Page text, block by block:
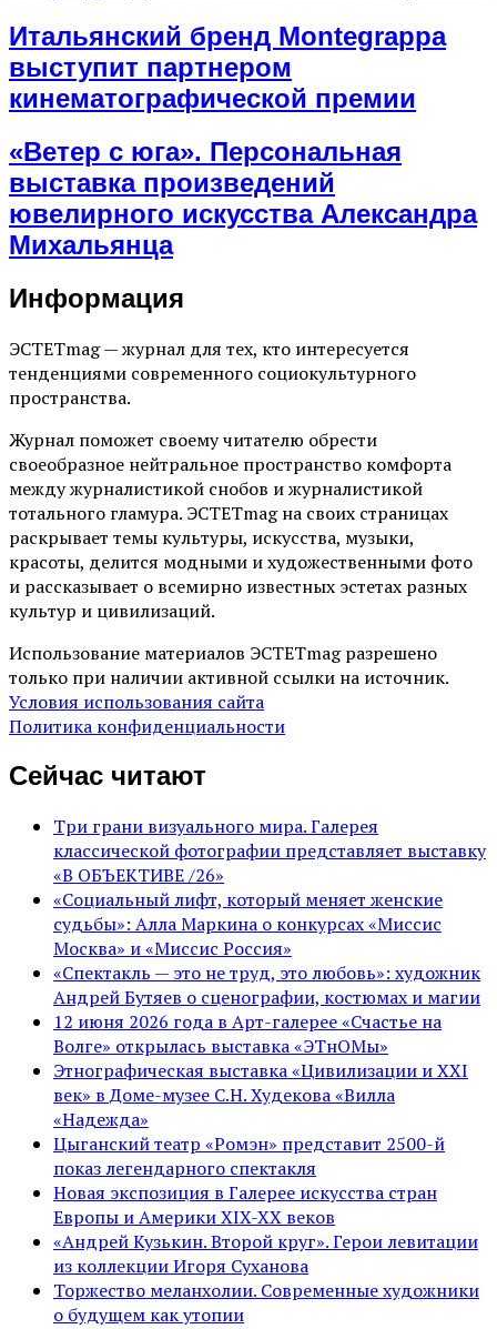
Итальянский бренд Montegrappa
выступит партнером
кинематографической премии
«Ветер с юга». Персональная
выставка произведений
ювелирного искусства Александра
Михальянца
Информация
ЭСТЕТmag — журнал для тех, кто интересуется
тенденциями современного социокультурного
пространства.
Журнал поможет своему читателю обрести
своеобразное нейтральное пространство комфорта
между журналистикой снобов и журналистикой
тотального гламура. ЭСТЕТmag на своих страницах
раскрывает темы культуры, искусства, музыки,
красоты, делится модными и художественными фото
и рассказывает о всемирно известных эстетах разных
культур и цивилизаций.
Использование материалов ЭСТЕТmag разрешено
только при наличии активной ссылки на источник.
Условия использования сайта
Политика конфиденциальности
Сейчас читают
Три грани визуального мира. Галерея
классической фотографии представляет выставку
«В ОБЪЕКТИВЕ /26»
«Социальный лифт, который меняет женские
судьбы»: Алла Маркина о конкурсах «Миссис
Москва» и «Миссис Россия»
«Спектакль — это не труд, это любовь»: художник
Андрей Бутяев о сценографии, костюмах и магии
12 июня 2026 года в Арт-галерее «Счастье на
Волге» открылась выставка «ЭТнОМы»
Этнографическая выставка «Цивилизации и ХХI
век» в Доме-музее С.Н. Худекова «Вилла
«Надежда»
Цыганский театр «Ромэн» представит 2500-й
показ легендарного спектакля
Новая экспозиция в Галерее искусства стран
Европы и Америки XIX-XX веков
«Андрей Кузькин. Второй круг». Герои левитации
из коллекции Игоря Суханова
Торжество меланхолии. Современные художники
о будущем как утопии